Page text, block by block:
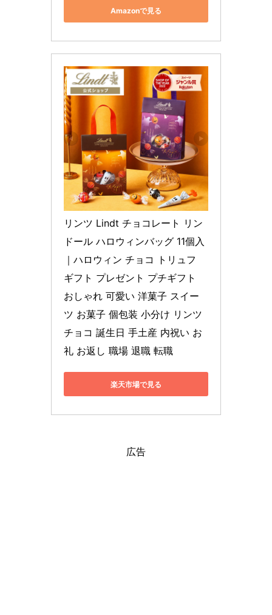
Amazonで見る
リンツ Lindt チョコレート リン
ドール ハロウィンバッグ 11個入
｜ハロウィン チョコ トリュフ
ギフト プレゼント プチギフト
おしゃれ 可愛い 洋菓子 スイー
ツ お菓子 個包装 小分け リンツ
チョコ 誕生日 手土産 内祝い お
礼 お返し 職場 退職 転職
楽天市場で見る
広告